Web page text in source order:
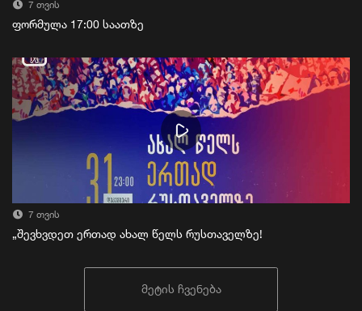
7 თვის
ფორმულა 17:00 საათზე
7 თვის
„შევხვდეთ ერთად ახალ წელს რუსთაველზე!
მეტის ჩვენება